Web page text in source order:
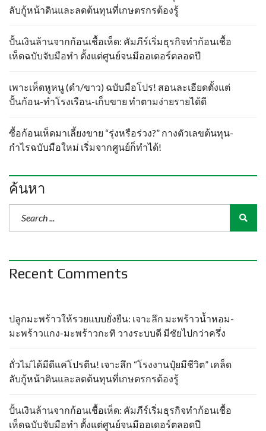
ลับกู้หน้าดินและลดต้นทุนที่เกษตรกรต้องรู้
ปั้นเงินล้านจากก้อนเชื้อเห็ด: คัมภีร์เริ่มธุรกิจทำก้อนเชื้อ
เห็ดฉบับจับมือทำ ตั้งแต่ศูนย์จนมีออเดอร์ตลอดปี
เพาะเห็ดหูหนู (ดำ/ขาว) ฉบับมือโปร! สอนละเอียดตั้งแต่
ปั้นก้อน-ทำโรงเรือน-เก็บขาย ทำตามง่ายรายได้ดี
ซื้อก้อนเห็ดมาเลี้ยงขาย “รุ่งหรือร่วง?” กางตัวเลขต้นทุน-
กำไรฉบับมือใหม่ เริ่มจากศูนย์ก็ทำได้!
ค้นหา
Recent Comments
ปลูกมะพร้าวให้รวยแบบยั่งยืน: เจาะลึก มะพร้าวน้ำหอม-
มะพร้าวแกง-มะพร้าวกะทิ วางระบบดี มีชัยไปกว่าครึ่ง
ถั่วไม่ได้มีดีแค่โปรตีน! เจาะลึก “โรงงานปุ๋ยมีชีวิต” เคล็ด
ลับกู้หน้าดินและลดต้นทุนที่เกษตรกรต้องรู้
ปั้นเงินล้านจากก้อนเชื้อเห็ด: คัมภีร์เริ่มธุรกิจทำก้อนเชื้อ
เห็ดฉบับจับมือทำ ตั้งแต่ศูนย์จนมีออเดอร์ตลอดปี